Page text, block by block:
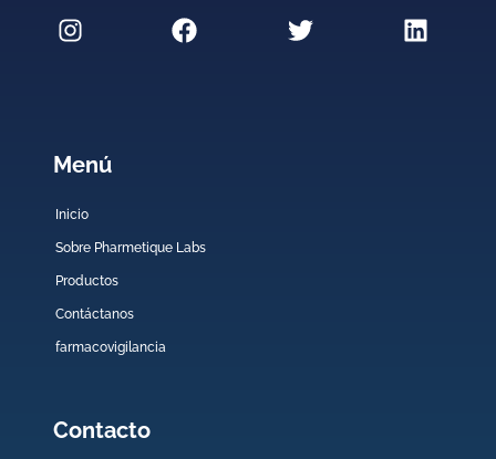
Menú
Inicio
Sobre Pharmetique Labs
Productos
Contáctanos
farmacovigilancia
Contacto